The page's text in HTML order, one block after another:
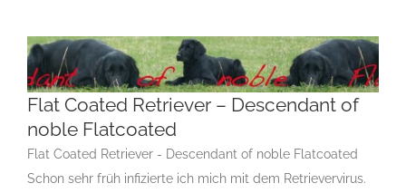
Flat Coated Retriever – Descendant of noble
Flatcoated
F Gruppe 8 Gruppe 8-Sektion 1
Flatcoated Retriever Gruppe 8-Sektion 1-Flatcoated
Landesgruppe Retriever
Rassehunde Standard
Flat Coated Retriever – Descendant of
noble Flatcoated
Flat Coated Retriever - Descendant of noble Flatcoated
Schon sehr früh infizierte ich mich mit dem Retrievervirus.